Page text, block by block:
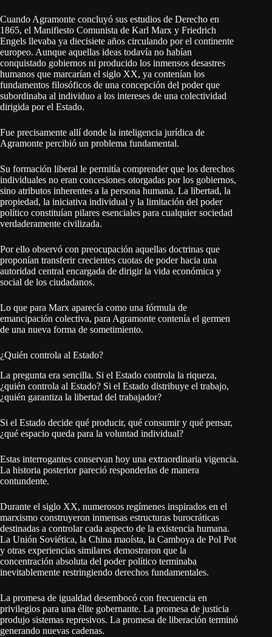
Cuando Agramonte concluyó sus estudios de Derecho en
1865, el Manifiesto Comunista de Karl Marx y Friedrich
Engels llevaba ya diecisiete años circulando por el continente
europeo. Aunque aquellas ideas todavía no habían
conquistado gobiernos ni producido los inmensos desastres
humanos que marcarían el siglo XX, ya contenían los
fundamentos filosóficos de una concepción del poder que
subordinaba al individuo a los intereses de una colectividad
dirigida por el Estado.
Fue precisamente allí donde la inteligencia jurídica de
Agramonte percibió un problema fundamental.
Su formación liberal le permitía comprender que los derechos
individuales no eran concesiones otorgadas por los gobiernos,
sino atributos inherentes a la persona humana. La libertad, la
propiedad, la iniciativa individual y la limitación del poder
político constituían pilares esenciales para cualquier sociedad
verdaderamente civilizada.
Por ello observó con preocupación aquellas doctrinas que
proponían transferir crecientes cuotas de poder hacia una
autoridad central encargada de dirigir la vida económica y
social de los ciudadanos.
Lo que para Marx aparecía como una fórmula de
emancipación colectiva, para Agramonte contenía el germen
de una nueva forma de sometimiento.
¿Quién controla al Estado?
La pregunta era sencilla. Si el Estado controla la riqueza,
¿quién controla al Estado? Si el Estado distribuye el trabajo,
¿quién garantiza la libertad del trabajador?
Si el Estado decide qué producir, qué consumir y qué pensar,
¿qué espacio queda para la voluntad individual?
Estas interrogantes conservan hoy una extraordinaria vigencia.
La historia posterior pareció responderlas de manera
contundente.
Durante el siglo XX, numerosos regímenes inspirados en el
marxismo construyeron inmensas estructuras burocráticas
destinadas a controlar cada aspecto de la existencia humana.
La Unión Soviética, la China maoísta, la Camboya de Pol Pot
y otras experiencias similares demostraron que la
concentración absoluta del poder político terminaba
inevitablemente restringiendo derechos fundamentales.
La promesa de igualdad desembocó con frecuencia en
privilegios para una élite gobernante. La promesa de justicia
produjo sistemas represivos. La promesa de liberación terminó
generando nuevas cadenas.